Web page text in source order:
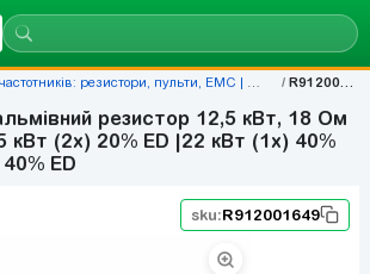
резистори, пульти, EMC | Chastotnik.ua R912001649
резистор 12,5 кВт, 18 Ом
кВт (2x) 20% ED |22 кВт (1x) 40%
ED
sku:R912001649